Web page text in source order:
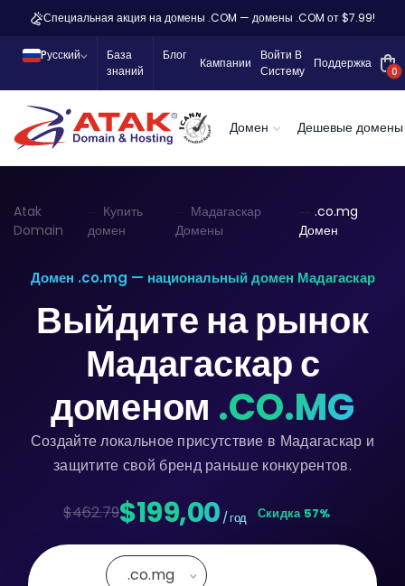
Специальная акция на домены .COM — домены .COM от $7.99!
Pусский
База
знаний
Блог
Кампании
Войти В
Систему
Поддержка
0
Домен Дешевые домены
Atak
Domain
Купить
домен
Мадагаскар
Домены
.co.mg
Домен
Домен .co.mg — национальный домен Мадагаскар
Выйдите на рынок
Мадагаскар с
доменом .CO.MG
Создайте локальное присутствие в Мадагаскар и
защитите свой бренд раньше конкурентов.
$462.79$199,00 / год Скидка 57%
.co.mg